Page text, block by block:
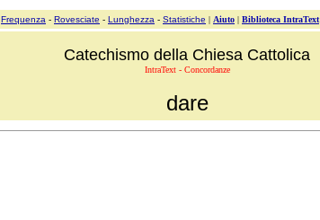
Frequenza - Rovesciate - Lunghezza - Statistiche | Aiuto | Biblioteca IntraText
Catechismo della Chiesa Cattolica
IntraText - Concordanze
dare